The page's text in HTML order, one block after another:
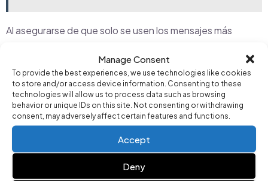
Manage Consent
To provide the best experiences, we use technologies like cookies
to store and/or access device information. Consenting to these
technologies will allow us to process data such as browsing
behavior or unique IDs on this site. Not consenting or withdrawing
consent, may adversely affect certain features and functions.
Accept
Deny
Al asegurarse de que solo se usen los mensajes más
anuncios y las conversiones.
5. Gestión Automatizada de Términos de Búsqueda
Gestionar manualmente los términos de búsqueda puede
ser complicado, pero ignorarlos puede resultar en un
gasto innecesario. Campaign AI resuelve este problema